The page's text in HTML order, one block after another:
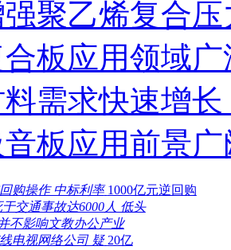
聚乙烯复合
板应用领域
需求快速增
板应用前景
购操作 中标利率 1000亿元逆回购
交通事故达6000人 低头
不影响文教办公产业
电视网络公司 疑 20亿